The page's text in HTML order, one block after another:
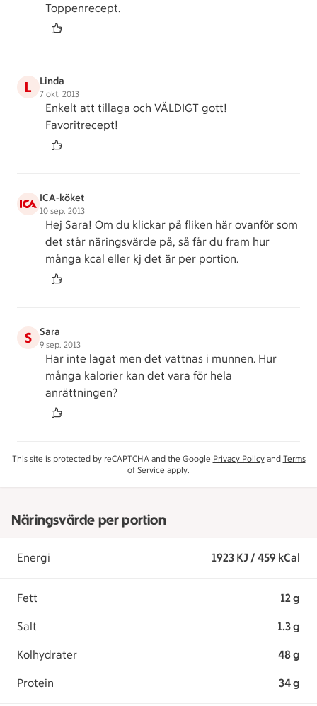
Toppenrecept.
L Linda
7 okt. 2013
Enkelt att tillaga och VÄLDIGT gott!
Favoritrecept!
ICA-köket
10 sep. 2013
Hej Sara! Om du klickar på fliken här ovanför som
det står näringsvärde på, så får du fram hur
många kcal eller kj det är per portion.
S Sara
9 sep. 2013
Har inte lagat men det vattnas i munnen. Hur
många kalorier kan det vara för hela
anrättningen?
This site is protected by reCAPTCHA and the Google Privacy Policyand Terms
of Service apply.
Näringsvärde per portion
Energi 1923 KJ / 459 kCal
Fett 12 g
Salt 1.3 g
Kolhydrater 48 g
Protein 34 g